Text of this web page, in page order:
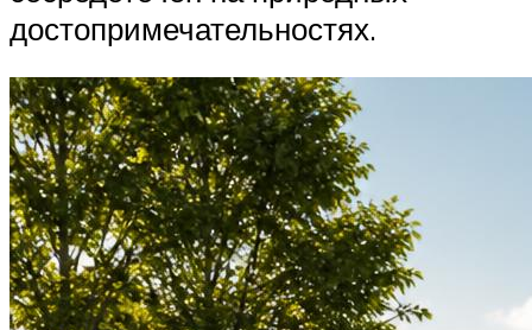
достопримечательностях.